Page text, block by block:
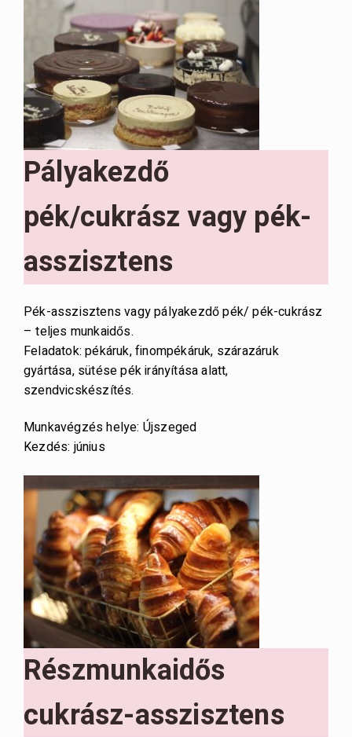
Pályakezdő
pék/cukrász vagy pék-
asszisztens
Pék-asszisztens vagy pályakezdő pék/ pék-cukrász
– teljes munkaidős.
Feladatok: pékáruk, finompékáruk, szárazáruk
gyártása, sütése pék irányítása alatt,
szendvicskészítés.
Munkavégzés helye: Újszeged
Kezdés: június
Részmunkaidős
cukrász-asszisztens